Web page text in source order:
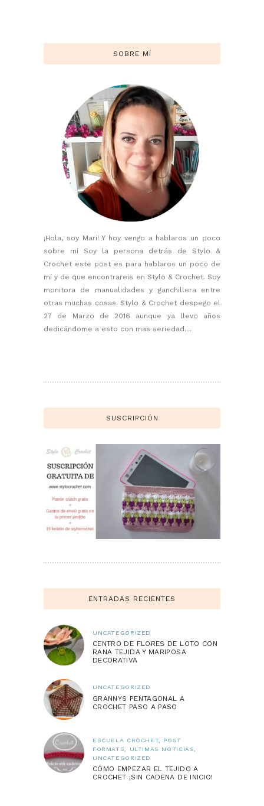
SOBRE MÍ
¡Hola, soy Mari! Y hoy vengo a hablaros un poco
sobre mí Soy la persona detrás de Stylo &
Crochet este post es para hablaros un poco de
mí y de que encontrareis en Stylo & Crochet. Soy
monitora de manualidades y ganchillera entre
otras muchas cosas. Stylo & Crochet despego el
27 de Marzo de 2016 aunque ya llevo años
dedicándome a esto con mas seriedad....
SUSCRIPCIÓN
ENTRADAS RECIENTES
UNCATEGORIZED
CENTRO DE FLORES DE LOTO CON
RANA TEJIDA Y MARIPOSA
DECORATIVA
UNCATEGORIZED
GRANNYS PENTAGONAL A
CROCHET PASO A PASO
ESCUELA CROCHET, POST
FORMATS
ULTIMAS NOTICIAS
UNCATEGORIZED
CÓMO EMPEZAR EL TEJIDO A
CROCHET ¡SIN CADENA DE INICIO!